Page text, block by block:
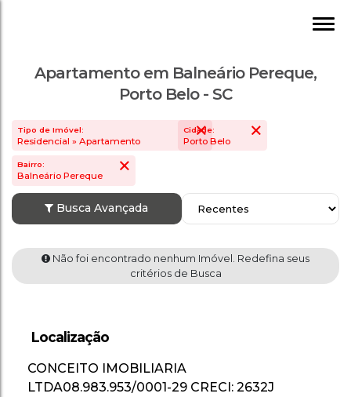
Apartamento em Balneário Pereque,
Porto Belo - SC
Tipo de Imóvel: Cidade:
Bairro:
Balneário Pereque
Busca Avançada
Localização
CONCEITO IMOBILIARIA
LTDA08.983.953/0001-29 CRECI: 2632J